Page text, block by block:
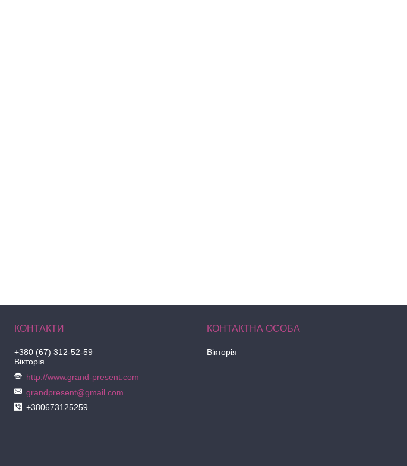
+380 (67) 312-52-59
Вікторія
http://www.grand-present.com
grandpresent@gmail.com
+380673125259
Вікторія